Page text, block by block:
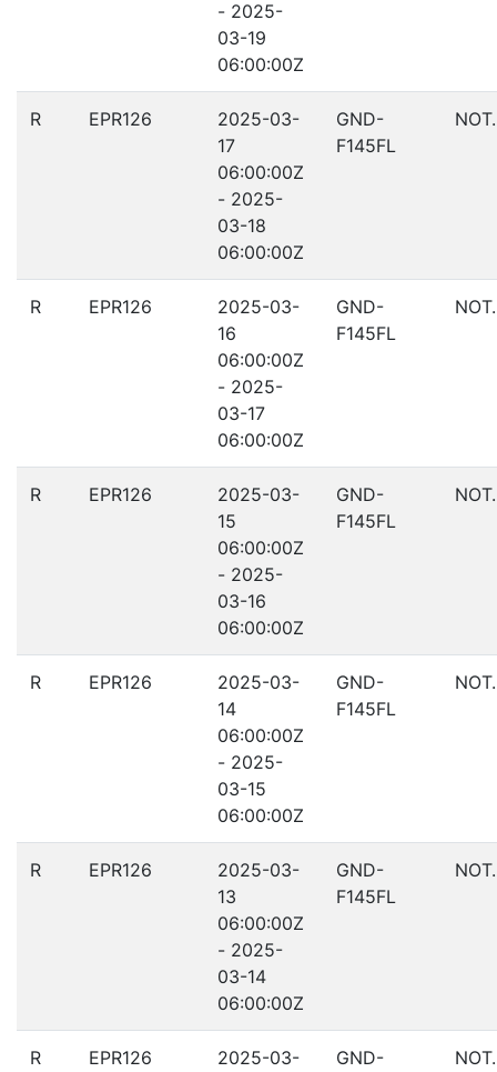
- 2025-
03-19
06:00:00Z
R EPR126
2025-03-
17
06:00:00Z
- 2025-
03-18
06:00:00Z
GND-
F145FL
R EPR126
2025-03-
16
06:00:00Z
- 2025-
03-17
06:00:00Z
GND-
F145FL
R EPR126
2025-03-
15
06:00:00Z
- 2025-
03-16
06:00:00Z
GND-
F145FL
R EPR126
2025-03-
14
06:00:00Z
- 2025-
03-15
06:00:00Z
GND-
F145FL
R EPR126
2025-03-
13
06:00:00Z
- 2025-
03-14
06:00:00Z
GND-
F145FL
R EPR126
2025-03-
GND-